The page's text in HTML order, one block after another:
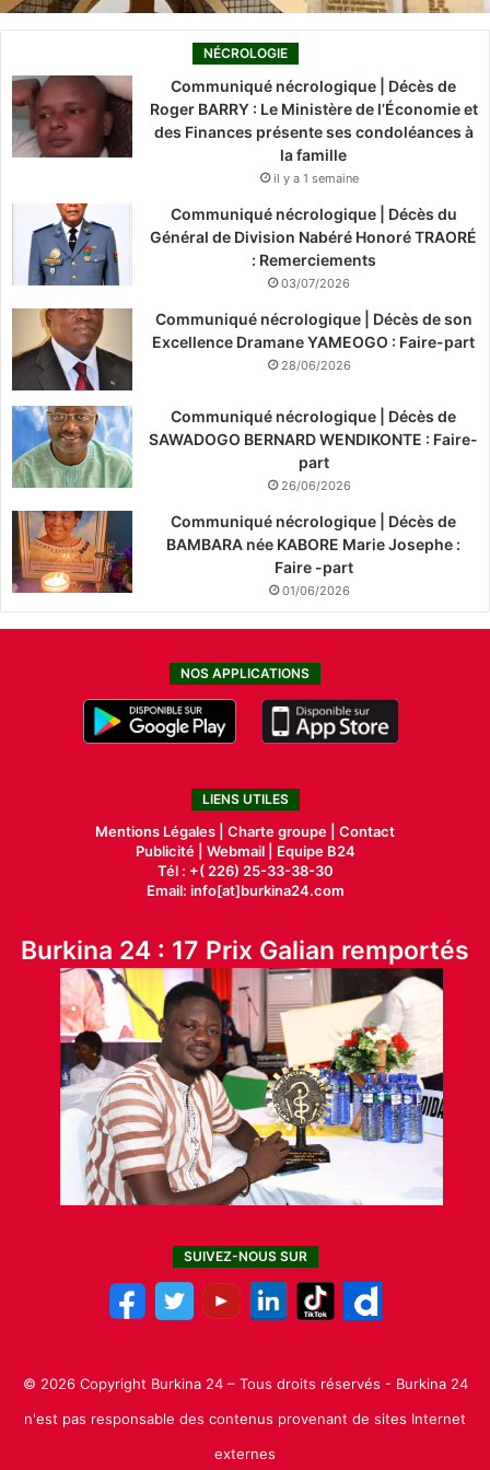
NÉCROLOGIE
Communiqué nécrologique | Décès de
Roger BARRY : Le Ministère de l’Économie et
des Finances présente ses condoléances à
la famille
il y a 1 semaine
Communiqué nécrologique | Décès du
Général de Division Nabéré Honoré TRAORÉ
: Remerciements
03/07/2026
Communiqué nécrologique | Décès de son
Excellence Dramane YAMEOGO : Faire-part
28/06/2026
Communiqué nécrologique | Décès de
SAWADOGO BERNARD WENDIKONTE : Faire-
part
26/06/2026
Communiqué nécrologique | Décès de
BAMBARA née KABORE Marie Josephe :
Faire -part
01/06/2026
NOS APPLICATIONS
LIENS UTILES
Mentions Légales | Charte groupe | Contact
Publicité| Webmail |
Equipe B24
Tél : +( 226) 25-33-38-30
Email: info[at]burkina24.com
Burkina 24 : 17 Prix Galian remportés
SUIVEZ-NOUS SUR
© 2026 Copyright Burkina 24 – Tous droits réservés - Burkina 24
n'est pas responsable des contenus provenant de sites Internet
externes